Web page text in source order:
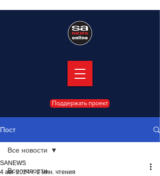
Поддержать проект
Пост
Все новости
Все новости
SANEWS
4 авг. 2024 г. 2 мин. чтения